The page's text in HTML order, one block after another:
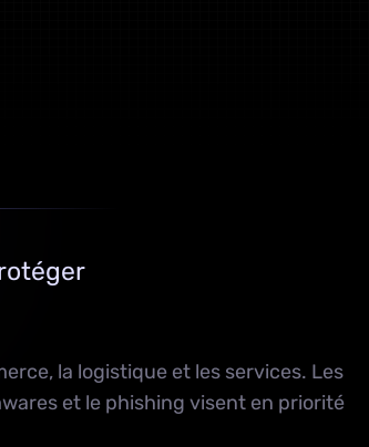
la logistique et les services. Les
et le phishing visent en priorité